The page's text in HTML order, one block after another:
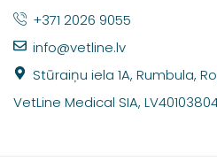
+371 2026 9055
info@vetline.lv
Stūraiņu iela 1A, Rumbula,
VetLine Medical SIA,